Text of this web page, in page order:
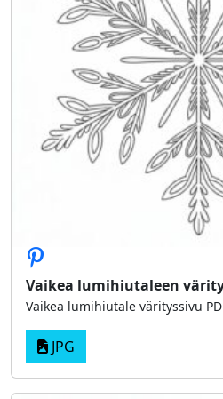
Vaikea lumihiutaleen
Vaikea lumihiutale värityssivu
JPG